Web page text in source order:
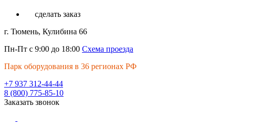
сделать заказ
г. Тюмень, Кулибина 66
Пн-Пт с 9:00 до 18:00 Схема проезда
Парк оборудования в 36 регионах РФ
+7 937 312-44-44
8 (800) 775-85-10
Заказать звонок